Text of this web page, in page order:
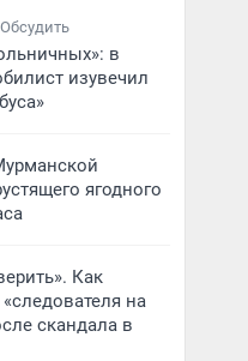
Обсудить
в
изувечил
ягодного
Как
на
скандала в